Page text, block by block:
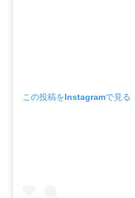
この投稿をInstagramで見る